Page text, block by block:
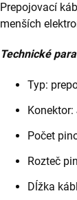
Prepojovací
menších
Technické
Typ:
Konektor:
Počet
Rozteč
Dĺžka